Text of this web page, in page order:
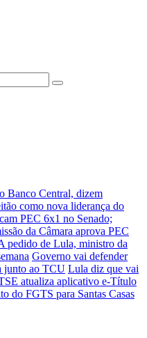
Banco Central, dizem
como nova liderança do
PEC 6x1 no Senado;
da Câmara aprova PEC
pedido de Lula, ministro da
Governo vai defender
junto ao TCU Lula diz que vai
atualiza aplicativo e-Título
do FGTS para Santas Casas